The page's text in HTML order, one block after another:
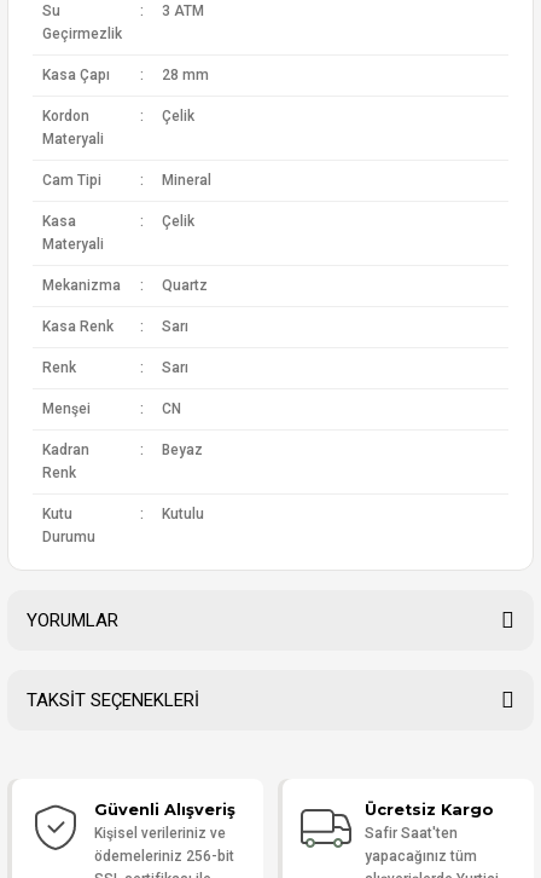
Su
Geçirmezlik
: 3 ATM
Kasa Çapı : 28 mm
Kordon
Materyali
: Çelik
Cam Tipi : Mineral
Kasa
Materyali
: Çelik
Mekanizma : Quartz
Kasa Renk : Sarı
Renk : Sarı
Menşei : CN
Kadran
Renk
: Beyaz
Kutu
Durumu
: Kutulu
YORUMLAR
Yorum Yaz
TAKSİT SEÇENEKLERİ
Güvenli Alışveriş
Kişisel verileriniz ve
ödemeleriniz 256-bit
Ücretsiz Kargo
Safir Saat'ten
yapacağınız tüm